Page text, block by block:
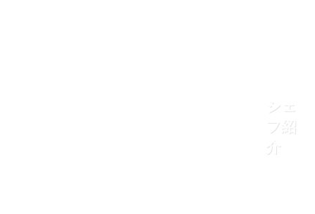
シェ
フ紹
介